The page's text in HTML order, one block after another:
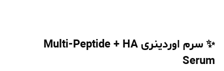
✨ سرم اوردینری Multi-Peptide + HA
Serum